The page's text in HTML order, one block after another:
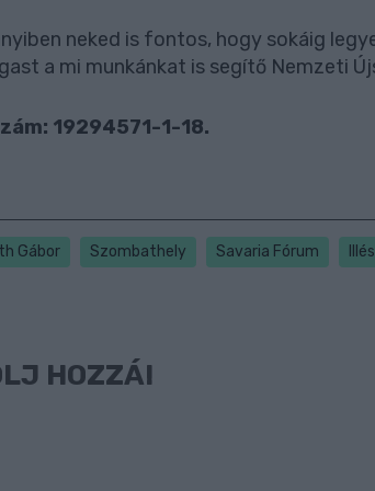
neked is fontos, hogy sokáig
a mi munkánkat is segítő Nemzeti
19294571-1-18.
Gábor Szombathely Savaria Fórum
HOZZÁ!